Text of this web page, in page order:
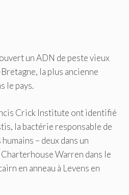
un ADN de peste vieux
la plus ancienne
le pays.
Crick Institute ont identifié
la bactérie responsable de
– deux dans un
Warren dans le
en anneau à Levens en